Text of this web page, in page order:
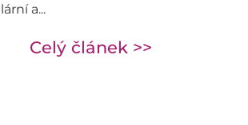
a...
Celý článek >>